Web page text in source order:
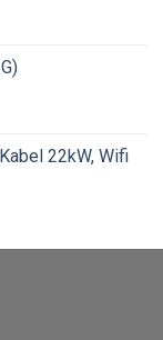
22kW, Wifi